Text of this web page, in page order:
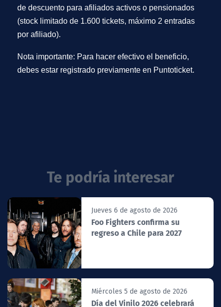
de descuento para afiliados activos o pensionados
(stock limitado de 1.600 tickets, máximo 2 entradas
por afiliado).
Nota importante: Para hacer efectivo el beneficio,
debes estar registrado previamente en Puntoticket.
Te podría interesar
Jueves 6 de agosto de 2026
Foo Fighters confirma su
regreso a Chile para 2027
Miércoles 5 de agosto de 2026
Día del Vinilo 2026 celebrará